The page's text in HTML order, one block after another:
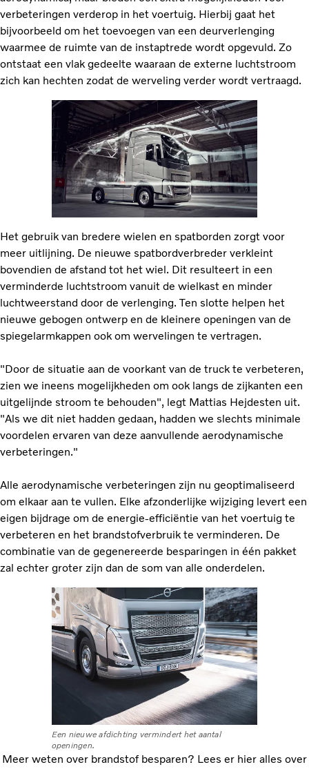
verbeteringen verderop in het voertuig. Hierbij gaat het
bijvoorbeeld om het toevoegen van een deurverlenging
waarmee de ruimte van de instaptrede wordt opgevuld. Zo
ontstaat een vlak gedeelte waaraan de externe luchtstroom
zich kan hechten zodat de werveling verder wordt vertraagd.
Het gebruik van bredere wielen en spatborden zorgt voor
meer uitlijning. De nieuwe spatbordverbreder verkleint
bovendien de afstand tot het wiel. Dit resulteert in een
verminderde luchtstroom vanuit de wielkast en minder
luchtweerstand door de verlenging. Ten slotte helpen het
nieuwe gebogen ontwerp en de kleinere openingen van de
spiegelarmkappen ook om wervelingen te vertragen.
"Door de situatie aan de voorkant van de truck te verbeteren,
zien we ineens mogelijkheden om ook langs de zijkanten een
uitgelijnde stroom te behouden", legt Mattias Hejdesten uit.
"Als we dit niet hadden gedaan, hadden we slechts minimale
voordelen ervaren van deze aanvullende aerodynamische
verbeteringen."
Alle aerodynamische verbeteringen zijn nu geoptimaliseerd
om elkaar aan te vullen. Elke afzonderlijke wijziging levert een
eigen bijdrage om de energie-efficiëntie van het voertuig te
verbeteren en het brandstofverbruik te verminderen. De
combinatie van de gegenereerde besparingen in één pakket
zal echter groter zijn dan de som van alle onderdelen.
Een nieuwe afdichting vermindert het aantal
openingen.
Meer weten over brandstof besparen? Lees er hier alles over